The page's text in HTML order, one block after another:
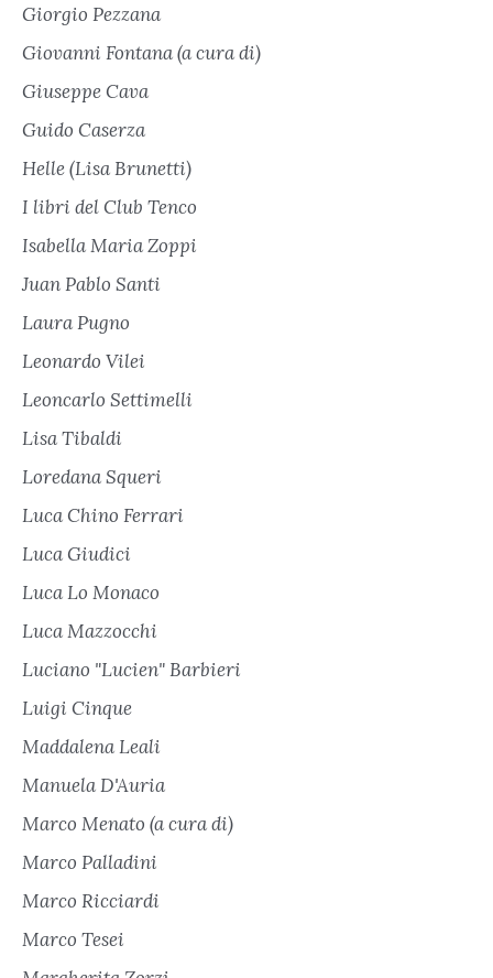
Giorgio Pezzana
Giovanni Fontana (a cura di)
Giuseppe Cava
Guido Caserza
Helle (Lisa Brunetti)
I libri del Club Tenco
Isabella Maria Zoppi
Juan Pablo Santi
Laura Pugno
Leonardo Vilei
Leoncarlo Settimelli
Lisa Tibaldi
Loredana Squeri
Luca Chino Ferrari
Luca Giudici
Luca Lo Monaco
Luca Mazzocchi
Luciano "Lucien" Barbieri
Luigi Cinque
Maddalena Leali
Manuela D'Auria
Marco Menato (a cura di)
Marco Palladini
Marco Ricciardi
Marco Tesei